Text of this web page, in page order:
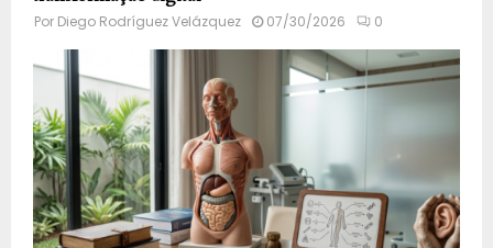
Por Diego Rodríguez Velázquez 07/30/2026 0